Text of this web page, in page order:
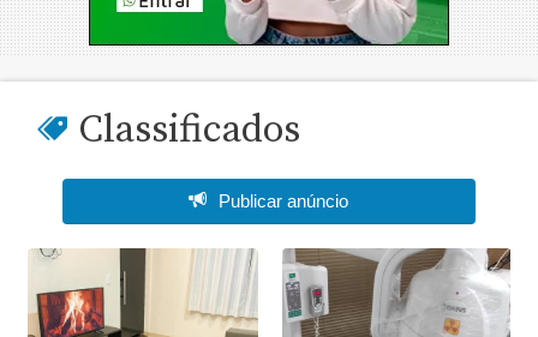
Classificados
Publicar anúncio